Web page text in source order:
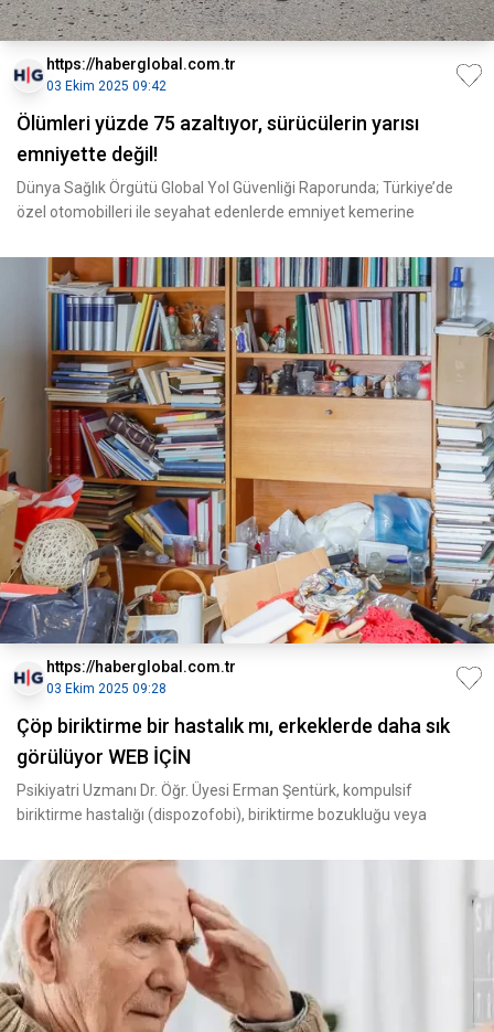
https://haberglobal.com.tr
03 Ekim 2025 09:42
Ölümleri yüzde 75 azaltıyor, sürücülerin yarısı
emniyette değil!
Dünya Sağlık Örgütü Global Yol Güvenliği Raporunda; Türkiye’de
özel otomobilleri ile seyahat edenlerde emniyet kemerine
https://haberglobal.com.tr
03 Ekim 2025 09:28
Çöp biriktirme bir hastalık mı, erkeklerde daha sık
görülüyor WEB İÇİN
Psikiyatri Uzmanı Dr. Öğr. Üyesi Erman Şentürk, kompulsif
biriktirme hastalığı (dispozofobi), biriktirme bozukluğu veya